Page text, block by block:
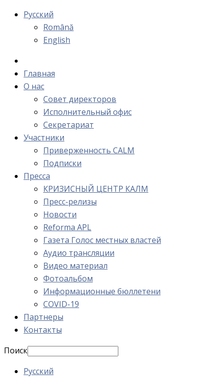
Русский
Română
English
Главная
О нас
Cовет директоров
Исполнительный офис
Cекретариат
Участники
Приверженность CALM
Подписки
Пресса
КРИЗИСНЫЙ ЦЕНТР КАЛМ
Пресс-релизы
Новости
Reforma APL
Газета Голос местных властей
Аудио трансляции
Видео материал
Фотоальбом
Информационные бюллетени
COVID-19
Партнеры
Контакты
Поиск
Русский